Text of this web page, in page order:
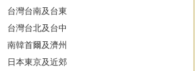
台灣台南及台東
台灣台北及台中
南韓首爾及濟州
日本東京及近郊